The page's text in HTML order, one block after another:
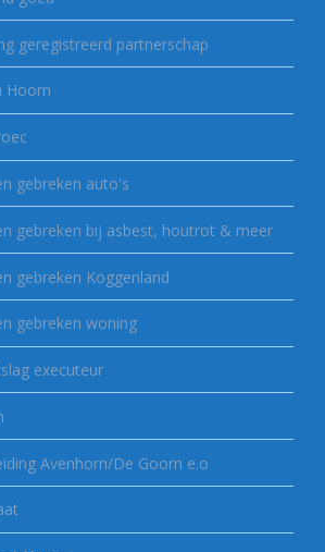
geregistreerd partnerschap
Hoorn
gebreken auto's
gebreken bij asbest, houtrot & meer
gebreken Koggenland
gebreken woning
executeur
Avenhorn/De Goorn e.o